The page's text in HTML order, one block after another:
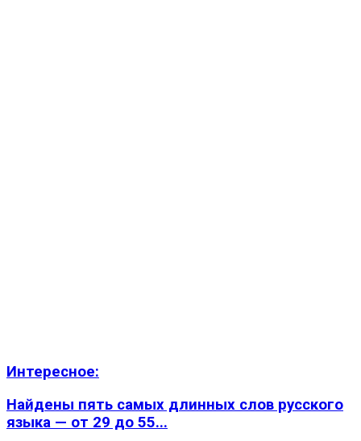
Интересное:
Найдены пять самых длинных слов русского
языка — от 29 до 55...